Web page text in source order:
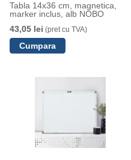
Tabla 14x36 cm, magnetica,
marker inclus, alb NOBO
43,05 lei (pret cu TVA)